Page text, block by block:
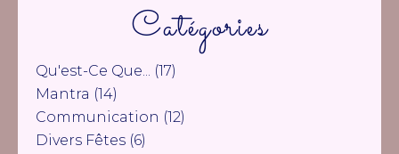
Catégories
Qu'est-Ce Que... (17)
Mantra (14)
Communication (12)
Divers Fêtes (6)